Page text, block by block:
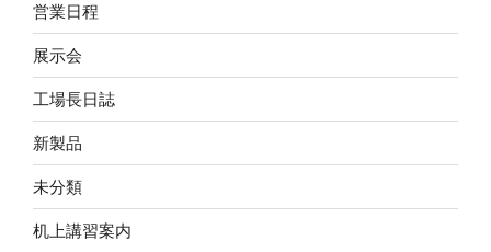
営業日程
展示会
工場長日誌
新製品
未分類
机上講習案内